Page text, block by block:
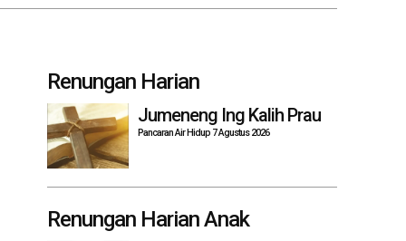
Renungan Harian
Jumeneng Ing Kalih Prau
Pancaran Air Hidup 7 Agustus 2026
Renungan Harian Anak